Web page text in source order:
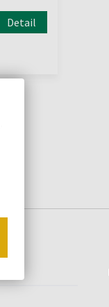
Detail